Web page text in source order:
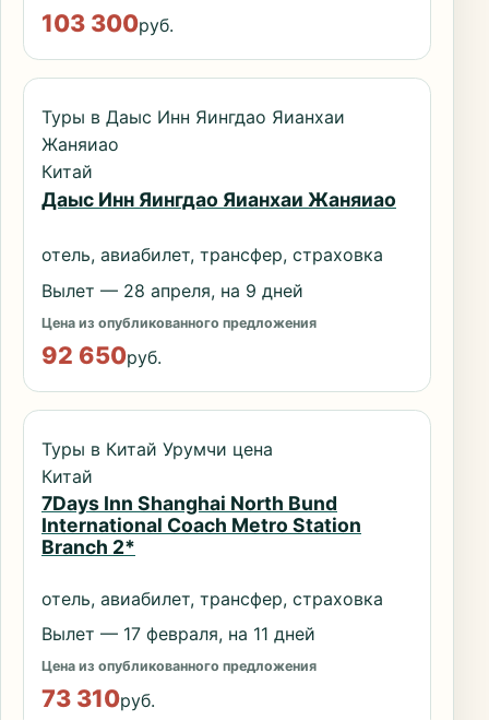
103 300руб.
Туры в Даыс Инн Яингдао Яианхаи
Жаняиао
Китай
Даыс Инн Яингдао Яианхаи Жаняиао
отель, авиабилет, трансфер, страховка
Вылет — 28 апреля, на 9 дней
Цена из опубликованного предложения
92 650руб.
Туры в Китай Урумчи цена
Китай
7Days Inn Shanghai North Bund
International Coach Metro Station
Branch 2*
отель, авиабилет, трансфер, страховка
Вылет — 17 февраля, на 11 дней
Цена из опубликованного предложения
73 310руб.